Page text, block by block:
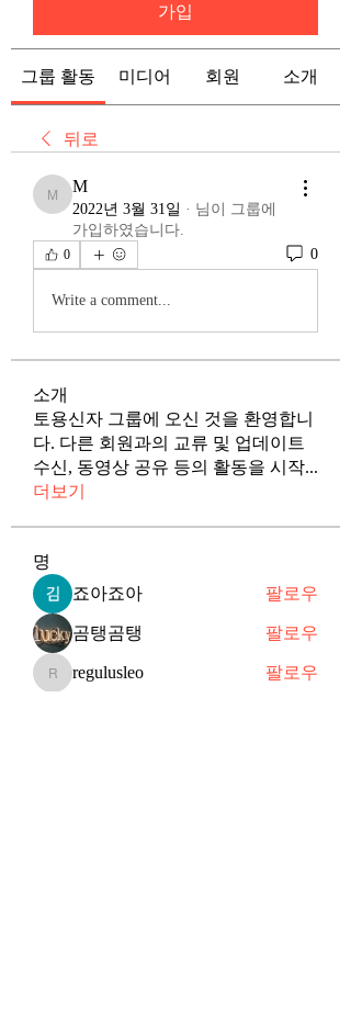
가입
그룹 활동 미디어 회원 소개
뒤로
M
M
2022년 3월 31일 · 님이 그룹에
가입하였습니다.
0 0
Write a comment...
소개
토용신자 그룹에 오신 것을 환영합니
다. 다른 회원과의 교류 및 업데이트
수신, 동영상 공유 등의 활동을 시작...
더보기
명
죠아죠아 팔로우
곰탱곰탱 팔로우
regulusleo
regulusleo 팔로우